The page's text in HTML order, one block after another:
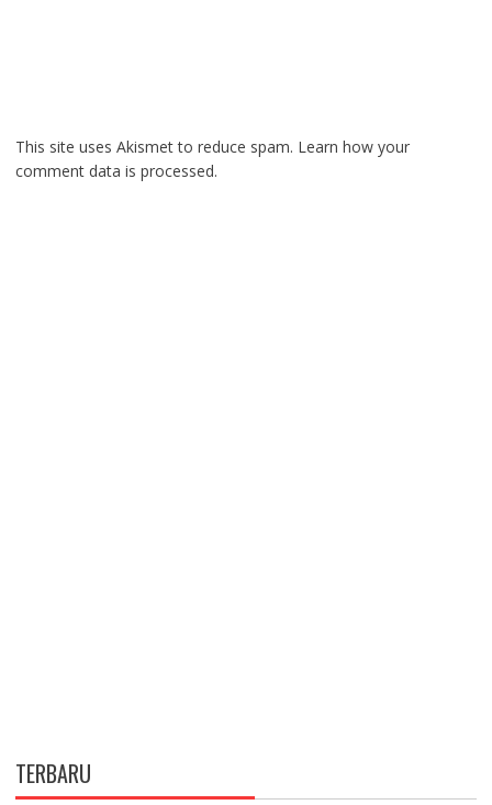
This site uses Akismet to reduce spam. Learn how your
comment data is processed.
TERBARU